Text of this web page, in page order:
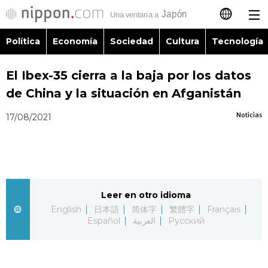
日本語
English
العربية
Русский
Política
Sociedad
Cultura
Política Economía Sociedad Cultura Tecnología
El Ibex-35 cierra a la baja por los datos
de China y la situación en Afganistán
Noticias
17/08/2021
Leer en otro idioma
English
日本語 简体字 繁體字
Français
Español
العربية Русский